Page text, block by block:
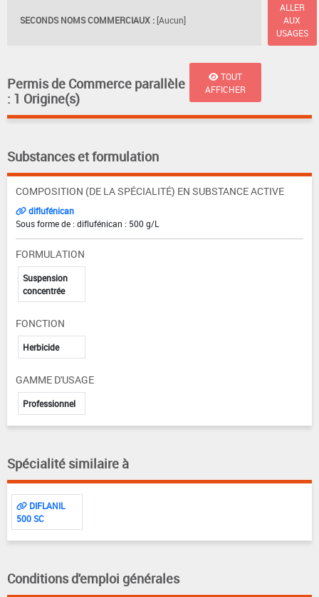
SECONDS NOMS COMMERCIAUX : [Aucun]
ALLER
AUX
USAGES
Permis de Commerce parallèle
: 1 Origine(s)
TOUT
AFFICHER
Substances et formulation
COMPOSITION (DE LA SPÉCIALITÉ) EN SUBSTANCE ACTIVE
diflufénican
Sous forme de : diflufénican : 500 g/L
FORMULATION
Suspension
concentrée
FONCTION
Herbicide
GAMME D'USAGE
Professionnel
Spécialité similaire à
DIFLANIL
500 SC
Conditions d'emploi générales